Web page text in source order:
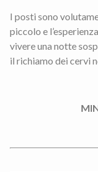
I posti sono
piccolo e
vivere una notte
il richiamo dei cervi